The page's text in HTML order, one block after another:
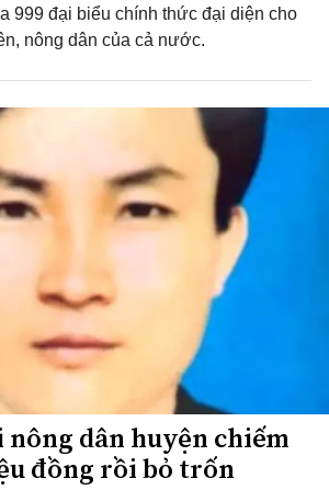
999 đại biểu chính thức đại diện cho
nông dân của cả nước.
dân huyện chiếm
đồng rồi bỏ trốn